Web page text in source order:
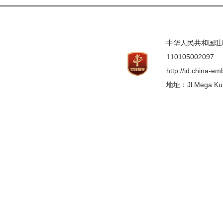
中华人民共和国
110105002097
http://id.china-
地址：Jl.Mega